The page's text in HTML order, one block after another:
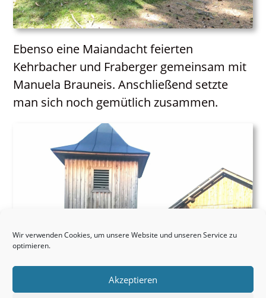
Wir verwenden Cookies, um unsere Website und unseren Service zu
optimieren.
Akzeptieren
Ebenso eine Maiandacht feierten
Kehrbacher und Fraberger gemeinsam mit
Manuela Brauneis. Anschließend setzte
man sich noch gemütlich zusammen.